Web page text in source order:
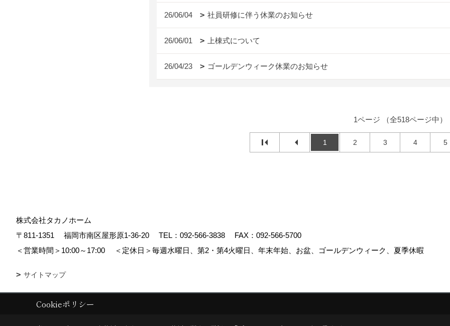
26/06/04 社員研修に伴う休業のお知らせ
26/06/01 上棟式について
26/04/23 ゴールデンウィーク休業のお知らせ
1ページ （全518ページ中）
1 2 3 4 5
株式会社タカノホーム
〒811-1351
福岡市南区屋形原1-36-20 TEL： 092-566-3838
FAX：092-566-5700
＜営業時間＞10:00～17:00
＜定休日＞毎週水曜日、第2・第4火曜日、年末年始、お盆、ゴールデンウィーク、夏季休暇
サイトマップ
Copyright (c) TAKANO CONSTRUCTION CO.,LTD. All Rights Reserved.
Cookieポリシー